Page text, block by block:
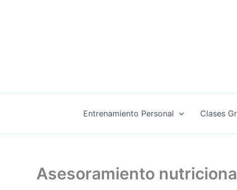
Entrenamiento Personal Clases
Asesoramiento